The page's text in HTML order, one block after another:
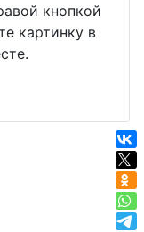
кнопкой
картинку в